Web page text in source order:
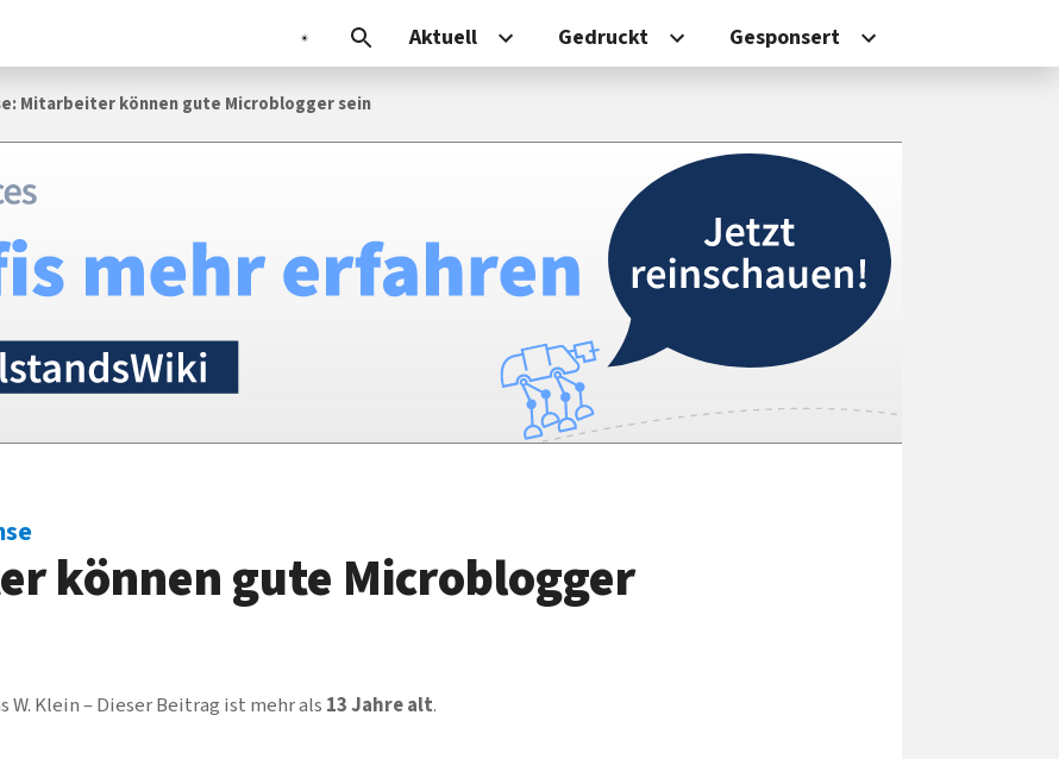
Aktuell Gedruckt Gesponsert
Mitarbeiter können gute Microblogger sein
können gute Microblogger
W. Klein Dieser Beitrag ist mehr als 13 Jahre alt.